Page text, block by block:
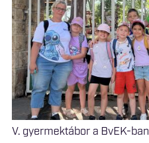
V. gyermektábor a BvEK-ban